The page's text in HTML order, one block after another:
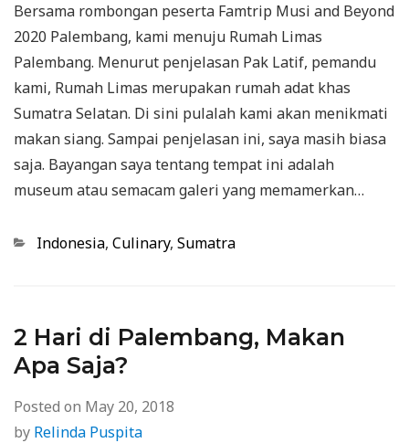
Bersama rombongan peserta Famtrip Musi and Beyond
2020 Palembang, kami menuju Rumah Limas
Palembang. Menurut penjelasan Pak Latif, pemandu
kami, Rumah Limas merupakan rumah adat khas
Sumatra Selatan. Di sini pulalah kami akan menikmati
makan siang. Sampai penjelasan ini, saya masih biasa
saja. Bayangan saya tentang tempat ini adalah
museum atau semacam galeri yang memamerkan…
Categories
Indonesia, Culinary, Sumatra
2 Hari di Palembang, Makan
Apa Saja?
Posted on May 20, 2018
by Relinda Puspita